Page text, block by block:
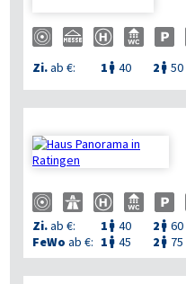
Zi.ab €: 1  40 2  50
Zi.ab €: 1  40 2  60
FeWo ab €: 1  45 2  75